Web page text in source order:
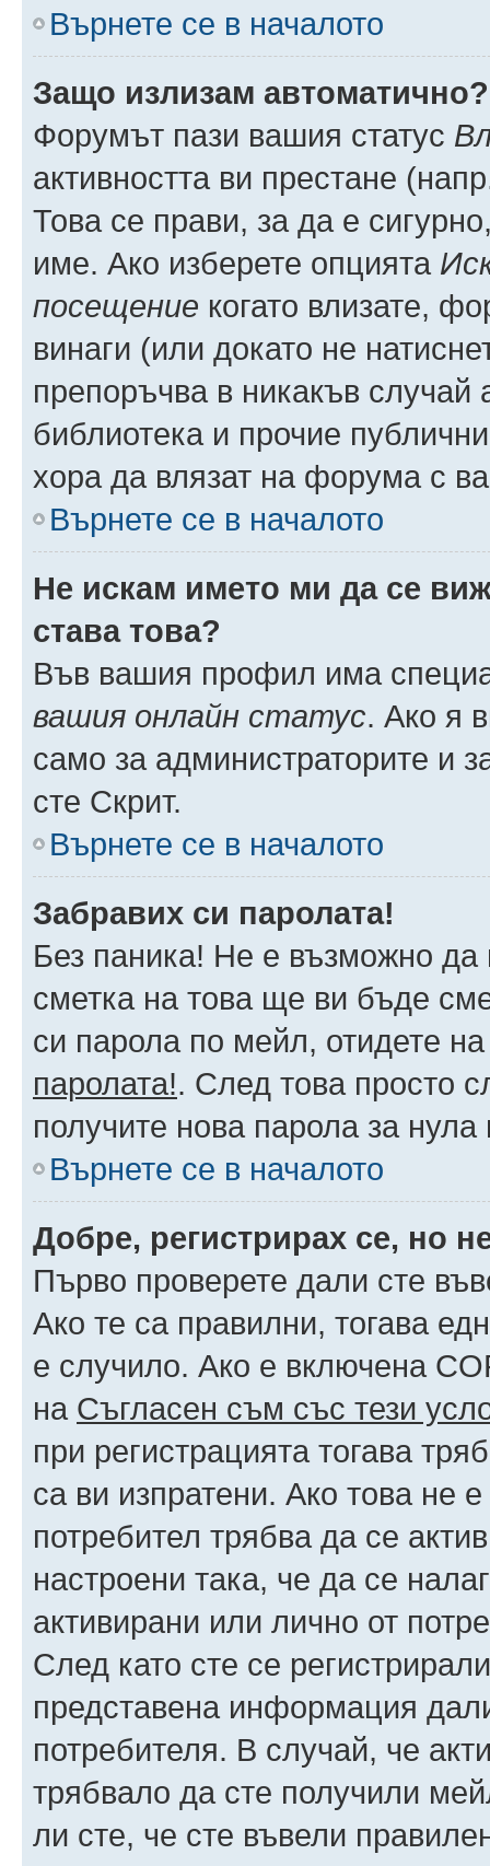
Върнете се в началото
Защо излизам автоматично?
Форумът пази вашия статус
активността ви престане
Това се прави, за да е
име. Ако изберете опцията
посещение когато влизате,
винаги (или докато не
препоръчва в никакъв случай
библиотека и прочие
хора да влязат на форума с
Върнете се в началото
Не искам името ми да се
става това?
Във вашия профил има
вашия онлайн статус. Ако я
само за администраторите и
сте Скрит.
Върнете се в началото
Забравих си паролата!
Без паника! Не е възможно да
сметка на това ще ви бъде
си парола по мейл, отидете
паролата!. След това просто
получите нова парола за
Върнете се в началото
Добре, регистрирах се, но
Първо проверете дали сте
Ако те са правилни, тогава
е случило. Ако е включена
на Съгласен съм със тези
при регистрацията тогава
са ви изпратени. Ако това не
потребител трябва да се
настроени така, че да се
активирани или лично от
След като сте се
представена информация
потребителя. В случай, че
трябвало да сте получили
ли сте, че сте въвели